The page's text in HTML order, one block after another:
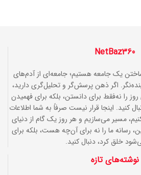
NetBaz360
360 به‌دنبال ساختن یک جامعه هستیم؛ جامعه‌ای از آدم‌های
اگر ذهن پرسش‌گر و تحلیل‌گری دارید،
را نه‌فقط برای دانستن، بلکه برای فهمیدن
نت باز 360 را دنبال کنید. اینجا قرار نیست صرفاً به شما اطلاعات
مسیر می‌سازیم و هر روز یک گام از دنیای
رسانه ما را نه برای آن‌چه هست، بلکه برای
خلق کرد، دنبال کنید.
نوشته‌های تازه